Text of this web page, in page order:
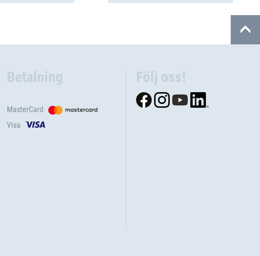
Betalning
MasterCard
Visa
Följ oss!